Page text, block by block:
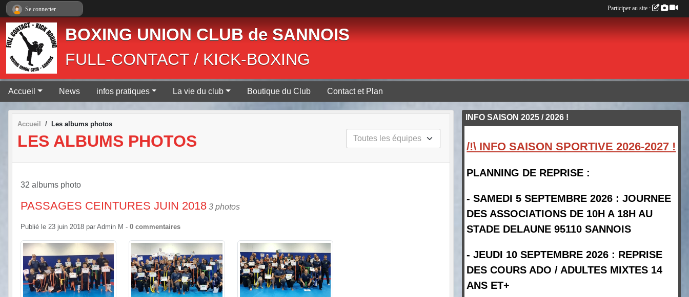
BOXING UNION CLUB de SANNOIS
FULL-CONTACT / KICK-BOXING
Accueil News infos pratiques La vie du club Boutique du Club Contact et Plan
Accueil Les albums photos
LES ALBUMS PHOTOS
32 albums photo
PASSAGES CEINTURES JUIN 2018 3 photos
Publié le 23 juin 2018 par Admin M - 0 commentaires
INFO SAISON 2025 / 2026 !
/!\ INFO SAISON SPORTIVE 2026-2027 !
PLANNING DE REPRISE :
- SAMEDI 5 SEPTEMBRE 2026 : JOURNEE
DES ASSOCIATIONS DE 10H A 18H AU
STADE DELAUNE 95110 SANNOIS
- JEUDI 10 SEPTEMBRE 2026 : REPRISE
DES COURS ADO / ADULTES MIXTES 14
ANS ET+
Se connecter Participer au site :
Panneau de gestion des cookies